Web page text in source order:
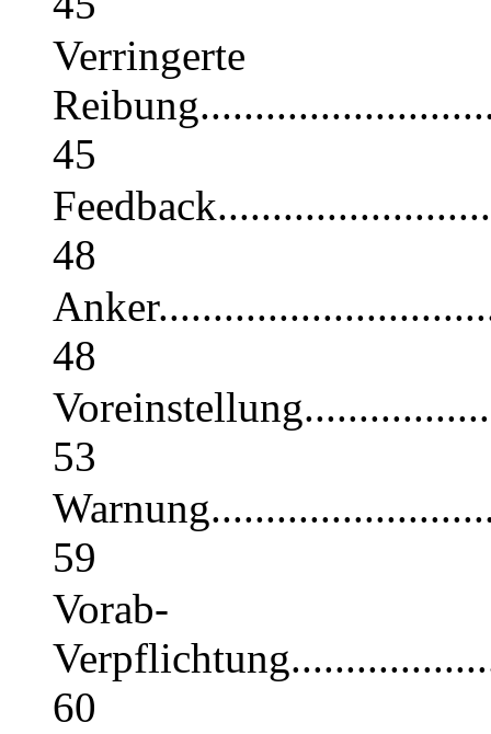
Verringerte
45
48
48
53
59
Vorab-
60